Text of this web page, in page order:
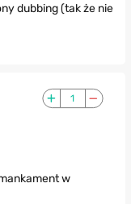
dubbing (tak że nie
1
w